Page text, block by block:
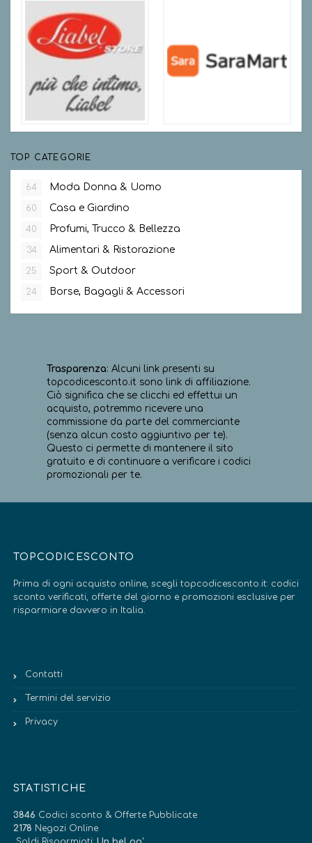
TOP CATEGORIE
64 Moda Donna & Uomo
60 Casa e Giardino
40 Profumi, Trucco & Bellezza
34 Alimentari & Ristorazione
25 Sport & Outdoor
24 Borse, Bagagli & Accessori
Trasparenza: Alcuni link presenti su
topcodicesconto.it sono link di affiliazione.
Ciò significa che se clicchi ed effettui un
acquisto, potremmo ricevere una
commissione da parte del commerciante
(senza alcun costo aggiuntivo per te).
Questo ci permette di mantenere il sito
gratuito e di continuare a verificare i codici
promozionali per te.
TOPCODICESCONTO
Prima di ogni acquisto online, scegli topcodicesconto.it: codici
sconto verificati, offerte del giorno e promozioni esclusive per
risparmiare davvero in Italia.
Contatti
Termini del servizio
Privacy
STATISTICHE
3846 Codici sconto & Offerte Pubblicate
2178 Negozi Online